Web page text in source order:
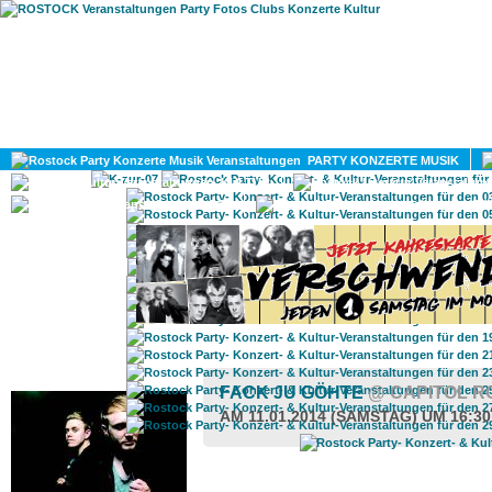
PARTY KONZERTE MUSIK
KULTUR
GAY
ROSTOCK TAGESTIPP
FACK JU GÖHTE@ CAPITOL
AM 11.01.2014 (SAMSTAG) UM